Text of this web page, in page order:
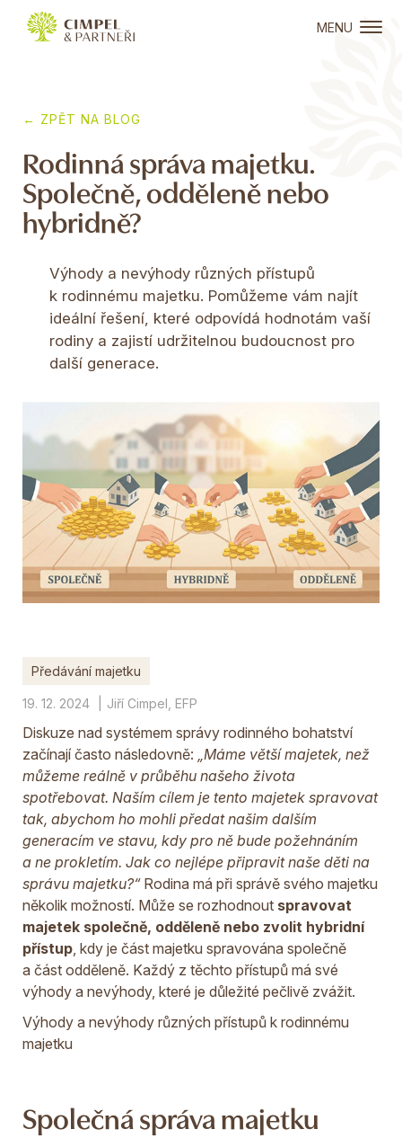
MENU
← ZPĚT NA BLOG
Rodinná správa majetku.
Společně, odděleně nebo
hybridně?
Výhody a nevýhody různých přístupů
k rodinnému majetku. Pomůžeme vám najít
ideální řešení, které odpovídá hodnotám vaší
rodiny a zajistí udržitelnou budoucnost pro
další generace.
Předávání majetku
19. 12. 2024 Jiří Cimpel, EFP
Diskuze nad systémem správy rodinného bohatství
začínají často následovně:
„Máme větší majetek, než
můžeme reálně v průběhu našeho života
spotřebovat. Naším cílem je tento majetek spravovat
tak, abychom ho mohli předat našim dalším
generacím ve stavu, kdy pro ně bude požehnáním
a ne prokletím. Jak co nejlépe připravit naše děti na
správu majetku?“ Rodina má při správě svého majetku
několik možností. Může se rozhodnout spravovat
majetek společně, odděleně nebo zvolit hybridní
přístup , kdy je část majetku spravována společně
a část odděleně. Každý z těchto přístupů má své
výhody a nevýhody, které je důležité pečlivě zvážit.
Výhody a nevýhody různých přístupů k rodinnému
majetku
Společná správa majetku